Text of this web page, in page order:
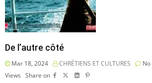
De l’autre côté
Mar 18, 2024 CHRÉTIENS ET CULTURES
Views Share on